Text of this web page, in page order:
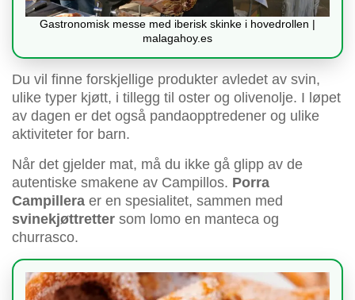
Gastronomisk messe med iberisk skinke i hovedrollen |
malagahoy.es
Du vil finne forskjellige produkter avledet av svin,
ulike typer kjøtt, i tillegg til oster og olivenolje. I løpet
av dagen er det også pandaopptredener og ulike
aktiviteter for barn.
Når det gjelder mat, må du ikke gå glipp av de
autentiske smakene av Campillos. Porra
Campillera er en spesialitet, sammen med
svinekjøttretter som lomo en manteca og
churrasco.